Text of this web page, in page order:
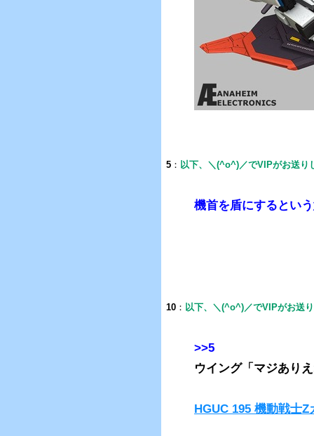
5 ： 以下、＼(^o^)／でVIPがお送り
機首を盾にするとい
10 ： 以下、＼(^o^)／でVIPがお送
>>5
ウイング「マジあり
HGUC 195 機動戦士